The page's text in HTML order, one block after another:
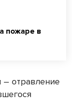
пожаре в
– отравление